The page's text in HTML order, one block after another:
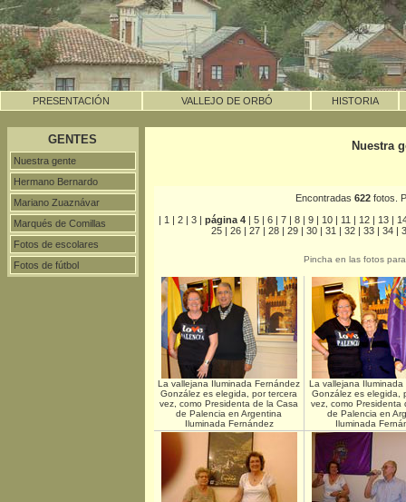
PRESENTACIÓN VALLEJO DE ORBÓ HISTORIA
GENTES
Nuestra gente
Hermano Bernardo
Mariano Zuaznávar
Marqués de Comillas
Fotos de escolares
Fotos de fútbol
Nuestra
Encontradas 622 fotos.
| 1 | 2| 3| página 4 | 5| 6| 7| 8| 9| 10| 11 | 12| 13|
25| 26| 27| 28| 29| 30| 31 | 32| 33| 34|
Pincha en las fotos
La vallejana Iluminada Fernández
González es elegida, por tercera
vez, como Presidenta de la Casa
de Palencia en Argentina
Iluminada Fernández
La vallejana Iluminada
González es elegida,
vez, como Presidenta
de Palencia en
Iluminada